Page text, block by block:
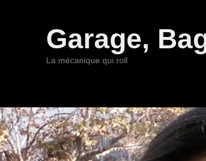
Garage,
La mécanique qui roll